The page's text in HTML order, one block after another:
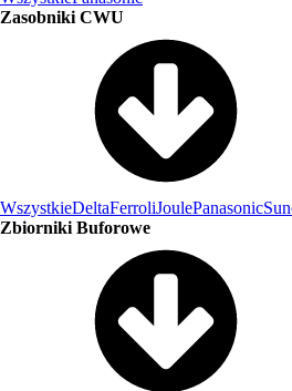
Zasobniki CWU
WszystkieDeltaFerroliJoulePanasonic
Zbiorniki Buforowe